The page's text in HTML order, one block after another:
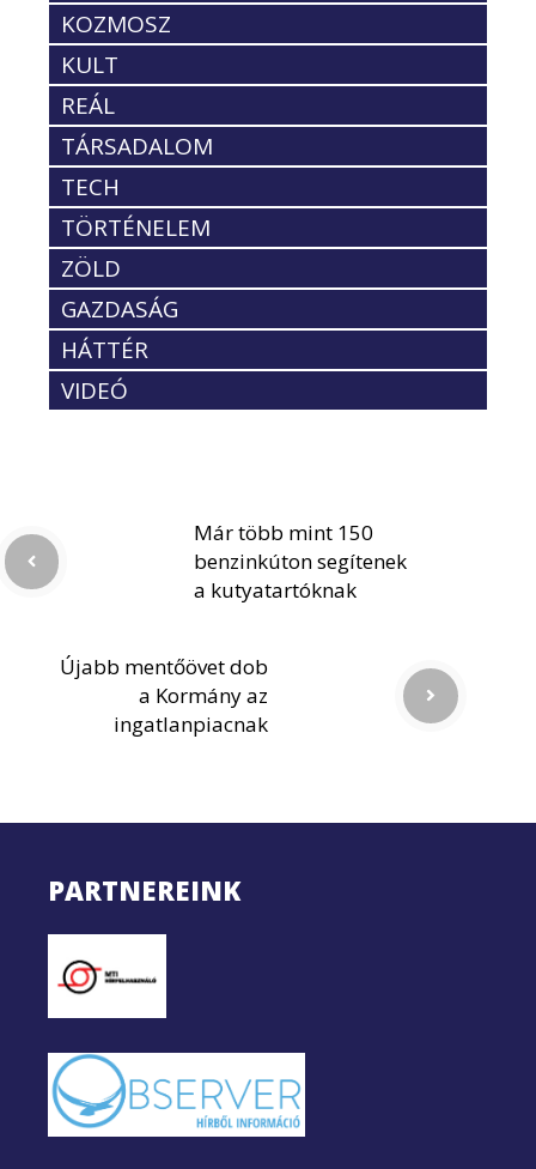
KOZMOSZ
KULT
REÁL
TÁRSADALOM
TECH
TÖRTÉNELEM
ZÖLD
GAZDASÁG
HÁTTÉR
VIDEÓ
Már több mint 150
benzinkúton segítenek
a kutyatartóknak
Újabb mentőövet dob
a Kormány az
ingatlanpiacnak
PARTNEREINK